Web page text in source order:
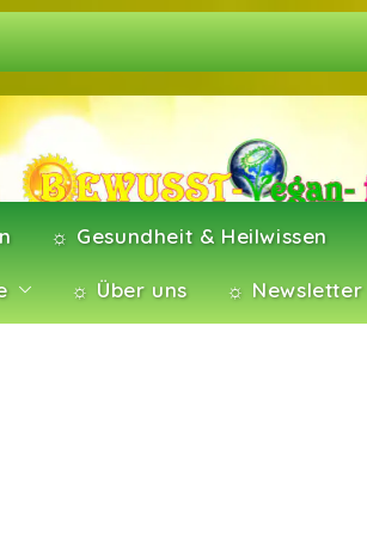
☼ Gesundheit & Heilwissen
☼ Über uns ☼ Newsletter